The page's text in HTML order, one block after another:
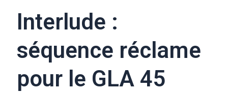
Interlude :
séquence réclame
pour le GLA 45